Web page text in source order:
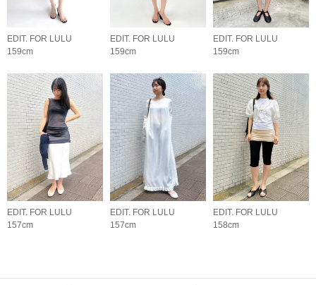
EDIT. FOR LULU
159cm
EDIT. FOR LULU
159cm
EDIT. FOR LULU
159cm
EDIT. FOR LULU
157cm
EDIT. FOR LULU
157cm
EDIT. FOR LULU
158cm